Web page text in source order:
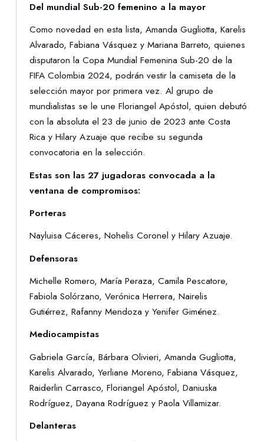
Del mundial Sub-20 femenino a la mayor
Como novedad en esta lista, Amanda Gugliotta, Karelis
Alvarado, Fabiana Vásquez y Mariana Barreto, quienes
disputaron la Copa Mundial Femenina Sub-20 de la
FIFA Colombia 2024, podrán vestir la camiseta de la
selección mayor por primera vez. Al grupo de
mundialistas se le une Floriangel Apóstol, quien debutó
con la absoluta el 23 de junio de 2023 ante Costa
Rica y Hilary Azuaje que recibe su segunda
convocatoria en la selección.
Estas son las 27 jugadoras convocada a la
ventana de compromisos:
Porteras
Nayluisa Cáceres, Nohelis Coronel y Hilary Azuaje.
Defensoras
Michelle Romero, María Peraza, Camila Pescatore,
Fabiola Solórzano, Verónica Herrera, Nairelis
Gutiérrez, Rafanny Mendoza y Yenifer Giménez.
Mediocampistas
Gabriela García, Bárbara Olivieri, Amanda Gugliotta,
Karelis Alvarado, Yerliane Moreno, Fabiana Vásquez,
Raiderlin Carrasco, Floriangel Apóstol, Daniuska
Rodríguez, Dayana Rodríguez y Paola Villamizar.
Delanteras